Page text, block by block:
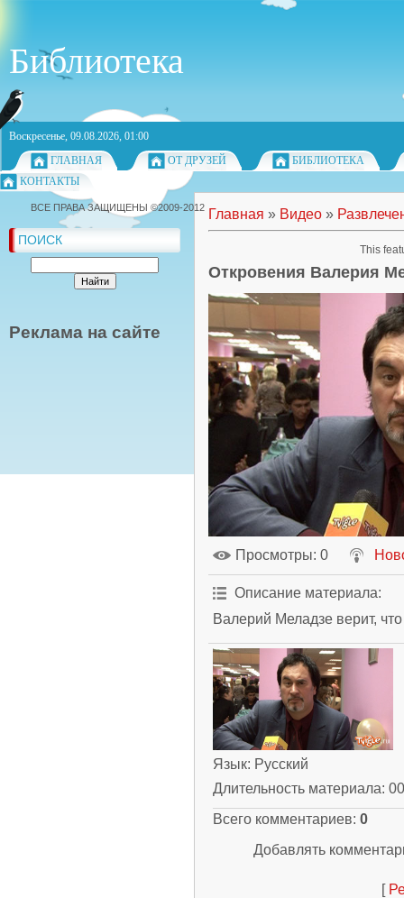
Библиотека
Воскресенье, 09.08.2026, 01:00
ГЛАВНАЯ
ОТ ДРУЗЕЙ
БИБЛИОТЕКА
КОНТАКТЫ
ПОИСК
Реклама на сайте
Главная » Видео »
Откровения Валерия
Просмотры: 0
Описание материала:
Валерий Меладзе верит,
Язык: Русский
Длительность материала:
Всего комментариев: 0
Добавлять
[
ВСЕ ПРАВА ЗАЩИЩЕНЫ ©2009-2012
This